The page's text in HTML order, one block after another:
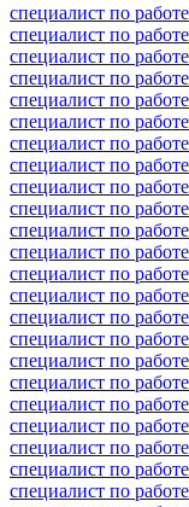
специалист по
специалист по
специалист по
специалист по
специалист по
специалист по
специалист по
специалист по
специалист по
специалист по
специалист по
специалист по
специалист по
специалист по
специалист по
специалист по
специалист по
специалист по
специалист по
специалист по
специалист по
специалист по
специалист по